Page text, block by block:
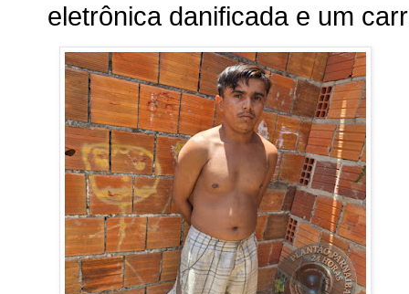
eletrônica danificada e um